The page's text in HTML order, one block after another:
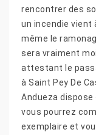
rencontrer des
un incendie vient
même le
sera vraiment
attestant le
à Saint Pey De
Andueza dispose
vous pourrez
exemplaire et